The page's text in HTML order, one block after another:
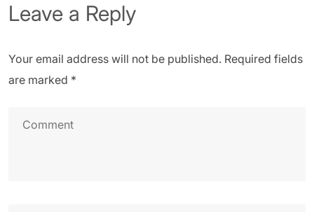
Leave a Reply
Your email address will not be published. Required fields
are marked *